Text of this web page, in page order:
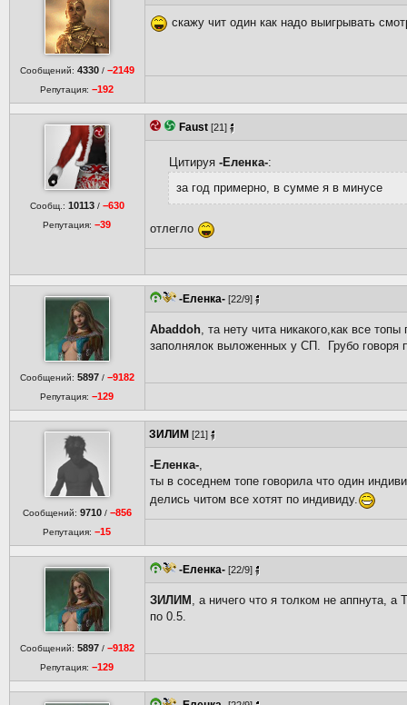
Сообщений: 4330 / −2149
Репутация:−192
скажу чит один как надо выигрывать
Сообщ.: 10113 / −630
Репутация:−39
Faust [21]
Цитируя -Еленка-:
за год примерно, в сумме я в минусе
отлегло
Сообщений: 5897 / −9182
Репутация:−129
-Еленка- [22/9]
Abaddoh, та нету чита никакого,как все
заполнялок выложенных у СП. Грубо говоря
Сообщений: 9710 / −856
Репутация:−15
ЗИЛИМ [21]
-Еленка-,
ты в соседнем топе говорила что один
делись читом все хотят по индивиду.
Сообщений: 5897 / −9182
Репутация:−129
-Еленка- [22/9]
ЗИЛИМ , а ничего что я толком не аппнута,
по 0.5.